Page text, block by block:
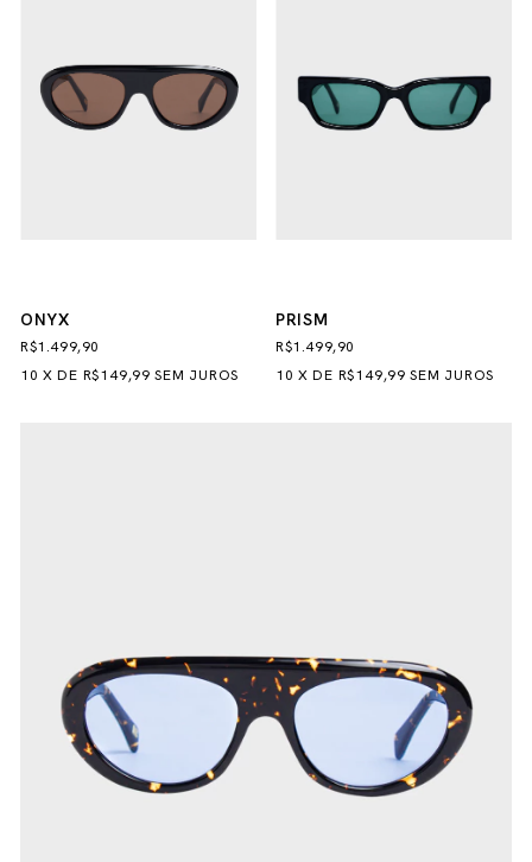
ONYX
R$1.499,90
10 XDE R$149,99 SEM JUROS
PRISM
R$1.499,90
10 XDE R$149,99 SEM JUROS